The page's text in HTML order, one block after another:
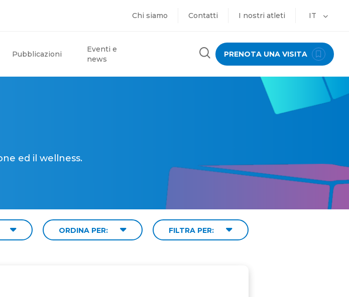
Chi siamo Contatti I nostri atleti IT
Pubblicazioni
Eventi e
news
PRENOTA UNA VISITA
ed il wellness.
ORDINA PER: FILTRA PER:
MEZZA MARATONA D’ITALIA